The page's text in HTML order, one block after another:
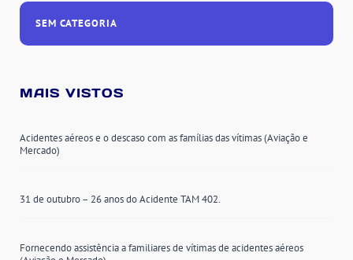
SEM CATEGORIA
MAIS VISTOS
Acidentes aéreos e o descaso com as famílias das vítimas (Aviação e
Mercado)
31 de outubro – 26 anos do Acidente TAM 402.
Fornecendo assistência a familiares de vítimas de acidentes aéreos